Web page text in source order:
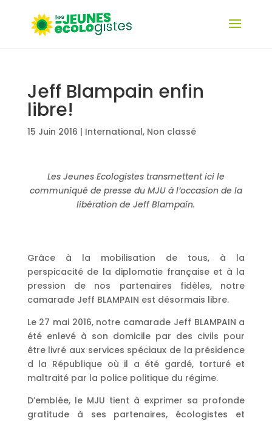
Jeff Blampain enfin
libre!
15 Juin 2016 | International, Non classé
Les Jeunes Ecologistes transmettent ici le
communiqué de presse du MJU à l’occasion de la
libération de Jeff Blampain.
Grâce à la mobilisation de tous, à la
perspicacité de la diplomatie française et à la
pression de nos partenaires fidèles, notre
camarade Jeff BLAMPAIN est désormais libre.
Le 27 mai 2016, notre camarade Jeff BLAMPAIN a
été enlevé à son domicile par des civils pour
être livré aux services spéciaux de la présidence
d la République où il a été gardé, torturé et
maltraité par la police politique du régime.
D’emblée, le MJU tient à exprimer sa profonde
gratitude à ses partenaires, écologistes et